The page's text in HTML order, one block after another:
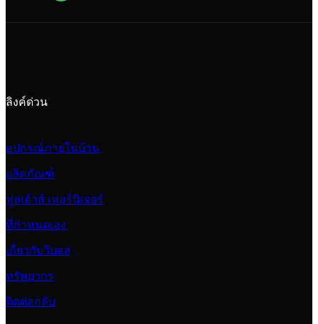
ลิงค์ด่วน
อุปกรณ์ภายในบ้าน
ผลิตภัณฑ์
ฟูลเฮ้าส์ เฟอร์นิเจอร์
ที่กำหนดเอง
เกี่ยวกับวีบอส
ทรัพยากร
ติดต่อกลับ